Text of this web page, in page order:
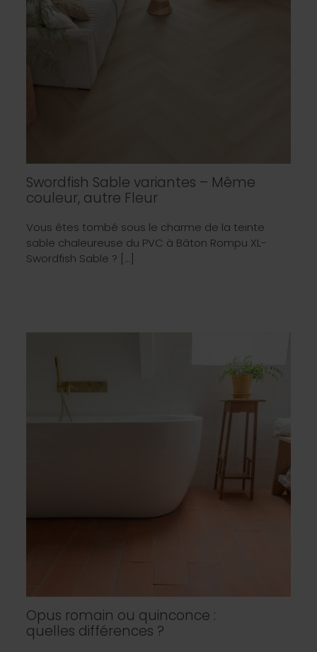
Swordfish Sable variantes – Même
couleur, autre Fleur
Vous êtes tombé sous le charme de la teinte
sable chaleureuse du PVC à Bâton Rompu XL-
Swordfish Sable ? […]
Opus romain ou quinconce :
quelles différences ?